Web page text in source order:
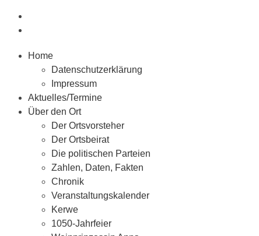
Home
Datenschutzerklärung
Impressum
Aktuelles/Termine
Über den Ort
Der Ortsvorsteher
Der Ortsbeirat
Die politischen Parteien
Zahlen, Daten, Fakten
Chronik
Veranstaltungskalender
Kerwe
1050-Jahrfeier